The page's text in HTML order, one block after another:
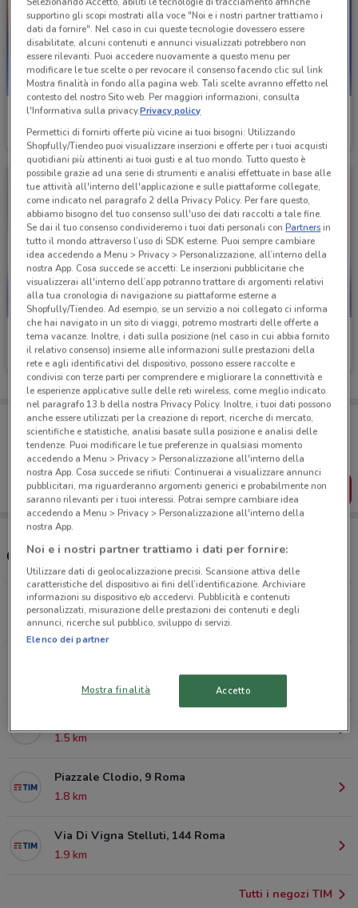
TIM
Scade il 30/08 991 m Scade il 06/09 991 m
TIM
Scade il 30/08 991 m
TIM
Scade il 31/12
Porta DoveConviene sempre con te!
Puoi trovare le migliori offerte dei negozi vicino a te,
salvarle e creare la tua lista del risparmio, comodamente
dal tuo cellulare.
SCARICA L’APP
Centro TIM
Piazzale Di Ponte Milvio, 4 Roma
990 m
1.5 km
Piazzale Clodio, 9 Roma
1.8 km
Via Di Vigna Stelluti, 144 Roma
1.9 km
Tutti i negozi TIM
supportino gli scopi mostrati alla voce "Noi e i nostri partner trattiamo i
dati da fornire". Nel caso in cui queste tecnologie dovessero essere
disabilitate, alcuni contenuti e annunci visualizzati potrebbero non
essere rilevanti. Puoi accedere nuovamente a questo menu per
modificare le tue scelte o per revocare il consenso facendo clic sul link
Mostra finalità in fondo alla pagina web. Tali scelte avranno effetto nel
contesto del nostro Sito web. Per maggiori informazioni, consulta
l'Informativa sulla privacy.Privacy policy
Permettici di fornirti offerte più vicine ai tuoi bisogni: Utilizzando
Shopfully/Tiendeo puoi visualizzare inserzioni e offerte per i tuoi acquisti
quotidiani più attinenti ai tuoi gusti e al tuo mondo. Tutto questo è
possibile grazie ad una serie di strumenti e analisi effettuate in base alle
tue attività all'interno dell'applicazione e sulle piattaforme collegate,
come indicato nel paragrafo 2 della Privacy Policy. Per fare questo,
abbiamo bisogno del tuo consenso sull'uso dei dati raccolti a tale fine.
Se dai il tuo consenso condivideremo i tuoi dati personali conPartnersin
tutto il mondo attraverso l’uso di SDK esterne. Puoi sempre cambiare
idea accedendo a Menu > Privacy > Personalizzazione, all’interno della
nostra App. Cosa succede se accetti: Le inserzioni pubblicitarie che
visualizzerai all'interno dell’app potranno trattare di argomenti relativi
alla tua cronologia di navigazione su piattaforme esterne a
Shopfully/Tiendeo. Ad esempio, se un servizio a noi collegato ci informa
che hai navigato in un sito di viaggi, potremo mostrarti delle offerte a
tema vacanze. Inoltre, i dati sulla posizione (nel caso in cui abbia fornito
il relativo consenso) insieme alle informazioni sulle prestazioni della
rete e agli identificativi del dispositivo, possono essere raccolte e
condivisi con terze parti per comprendere e migliorare la connettività e
le esperienze applicative sulle delle reti wireless, come meglio indicato
nel paragrafo 13.b della nostra Privacy Policy. Inoltre, i tuoi dati possono
anche essere utilizzati per la creazione di report, ricerche di mercato,
scientifiche e statistiche, analisi basate sulla posizione e analisi delle
tendenze. Puoi modificare le tue preferenze in qualsiasi momento
accedendo a Menu > Privacy > Personalizzazione all'interno della
nostra App. Cosa succede se rifiuti: Continuerai a visualizzare annunci
pubblicitari, ma riguarderanno argomenti generici e probabilmente non
saranno rilevanti per i tuoi interessi. Potrai sempre cambiare idea
accedendo a Menu > Privacy > Personalizzazione all'interno della
nostra App.
Noi e i nostri partner trattiamo i dati per fornire:
Utilizzare dati di geolocalizzazione precisi. Scansione attiva delle
caratteristiche del dispositivo ai fini dell’identificazione. Archiviare
informazioni su dispositivo e/o accedervi. Pubblicità e contenuti
personalizzati, misurazione delle prestazioni dei contenuti e degli
annunci, ricerche sul pubblico, sviluppo di servizi.
Elenco dei partner
Mostra finalità Accetto